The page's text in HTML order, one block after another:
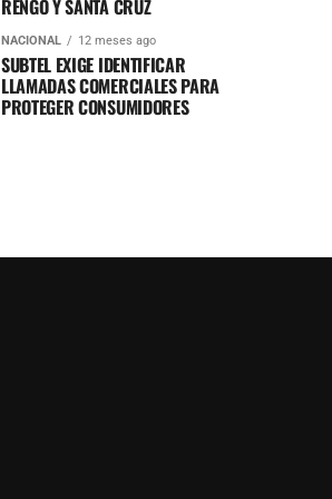
RENGO Y SANTA CRUZ
NACIONAL 12 meses ago
SUBTEL EXIGE IDENTIFICAR
LLAMADAS COMERCIALES PARA
PROTEGER CONSUMIDORES